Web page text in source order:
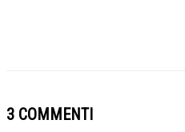
3 COMMENTI